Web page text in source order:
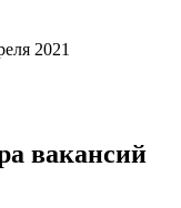
2021
вакансий